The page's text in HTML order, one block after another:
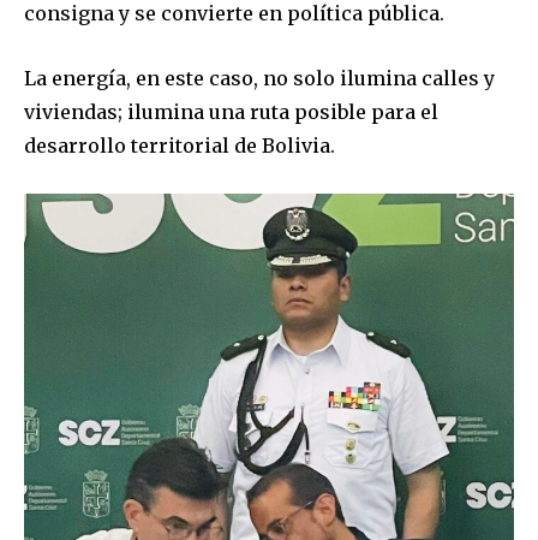
consigna y se convierte en política pública.
La energía, en este caso, no solo ilumina calles y
viviendas; ilumina una ruta posible para el
desarrollo territorial de Bolivia.